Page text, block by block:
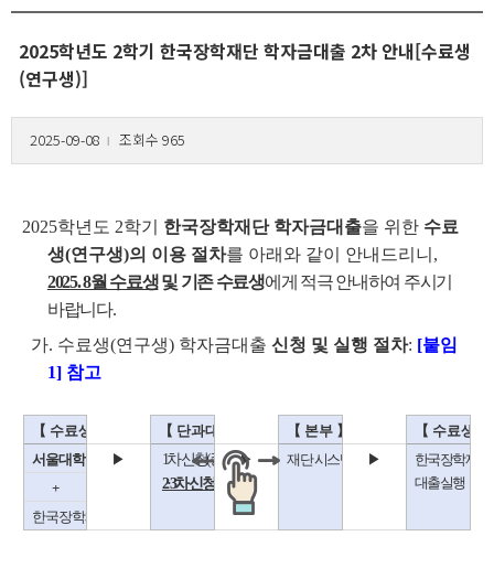
2025학년도 2학기 한국장학재단 학자금대출 2차 안내[수료생
(연구생)]
2025-09-08 l 조회수 965
2025학년도 2학기 한국장학재단 학자금대출을 위한 수료
생(연구생)의 이용 절차를 아래와 같이 안내드리니,
2025. 8월 수료생및 기존 수료생에게 적극 안내하여 주시기
바랍니다.
가. 수료생(연구생) 학자금대출 신청 및 실행 절차: [붙임
1] 참고
【 수료생 】 【 단과대학 】 【 본부 】
【 수료생 】
서울대학교 포털(mySNU) 신청
▶
1차 신청(종료): 단과대학 승인 필요
2·3차 신청: 단과대학 승인 불요
▶ 재단 시스템에 학적정보 등록
▶
한국장학재단
대출실행
+
한국장학재단 신청